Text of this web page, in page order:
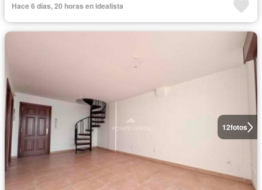
Hace 6 días, 20 horas en idealista
12fotos